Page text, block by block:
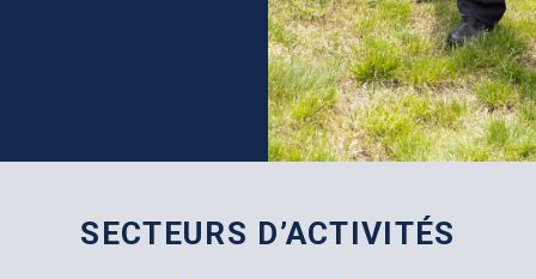
SECTEURS D’ACTIVITÉS